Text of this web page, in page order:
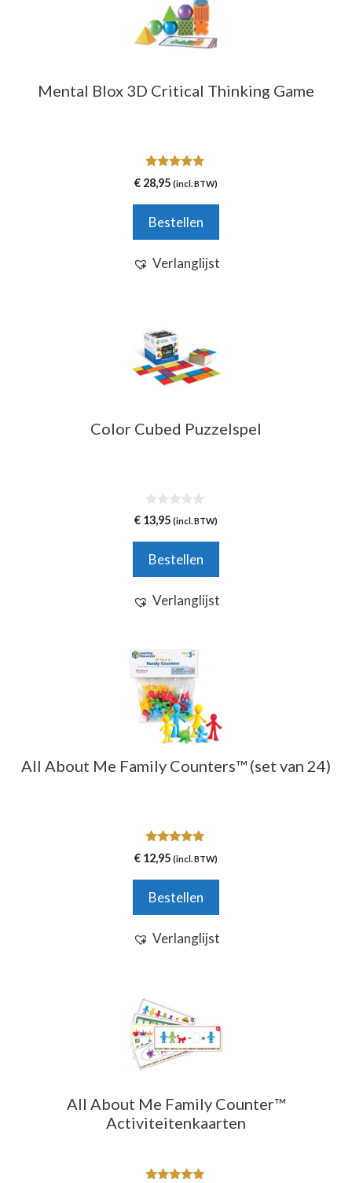
Mental Blox 3D Critical Thinking Game
5.00
van 5
€ 28,95 (incl. BTW)
Bestellen
Verlanglijst
Color Cubed Puzzelspel
0
v
5
€ 13,95 (incl. BTW)
Bestellen
Verlanglijst
All About Me Family Counters™ (set van 24)
5.00
van 5
€ 12,95 (incl. BTW)
Bestellen
Verlanglijst
All About Me Family Counter™
Activiteitenkaarten